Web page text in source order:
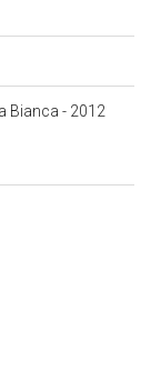
Bianca - 2012